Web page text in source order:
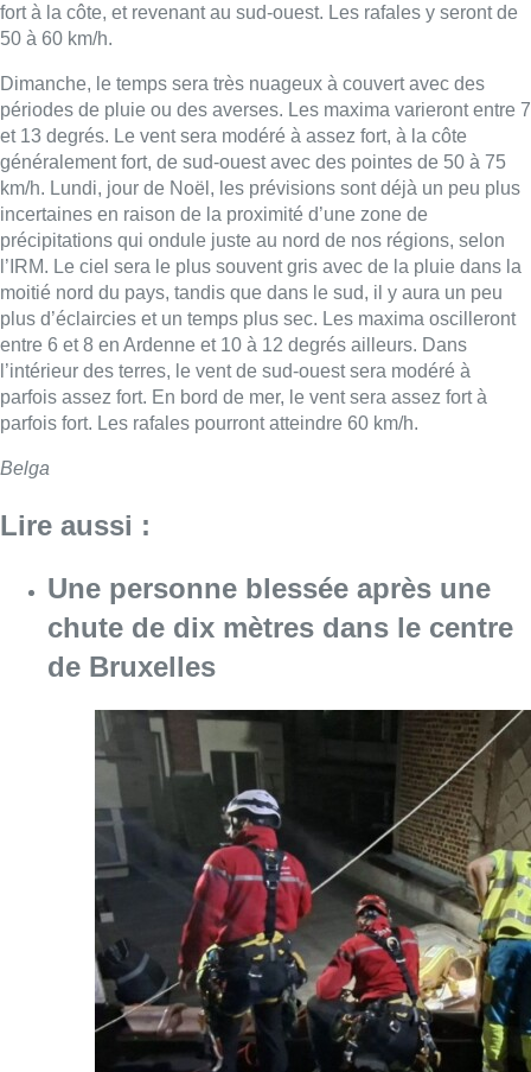
fort à la côte, et revenant au sud-ouest. Les rafales y seront de
50 à 60 km/h.
Dimanche, le temps sera très nuageux à couvert avec des
périodes de pluie ou des averses. Les maxima varieront entre 7
et 13 degrés. Le vent sera modéré à assez fort, à la côte
généralement fort, de sud-ouest avec des pointes de 50 à 75
km/h. Lundi, jour de Noël, les prévisions sont déjà un peu plus
incertaines en raison de la proximité d’une zone de
précipitations qui ondule juste au nord de nos régions, selon
l’IRM. Le ciel sera le plus souvent gris avec de la pluie dans la
moitié nord du pays, tandis que dans le sud, il y aura un peu
plus d’éclaircies et un temps plus sec. Les maxima oscilleront
entre 6 et 8 en Ardenne et 10 à 12 degrés ailleurs. Dans
l’intérieur des terres, le vent de sud-ouest sera modéré à
parfois assez fort. En bord de mer, le vent sera assez fort à
parfois fort. Les rafales pourront atteindre 60 km/h.
Belga
Lire aussi :
Une personne blessée après une
chute de dix mètres dans le centre
de Bruxelles